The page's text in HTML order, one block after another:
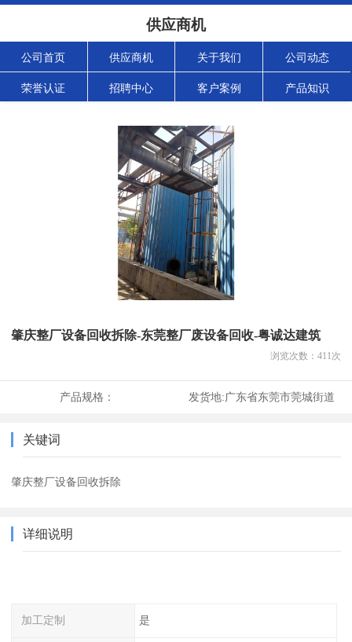
供应商机
公司首页 供应商机 关于我们 公司动态
荣誉认证 招聘中心 客户案例 产品知识
肇庆整厂设备回收拆除-东莞整厂废设备回收-粤诚达建筑
浏览次数： 411次
产品规格： 发货地:广东省东莞市莞城街道
关键词
肇庆整厂设备回收拆除
详细说明
加工定制 是